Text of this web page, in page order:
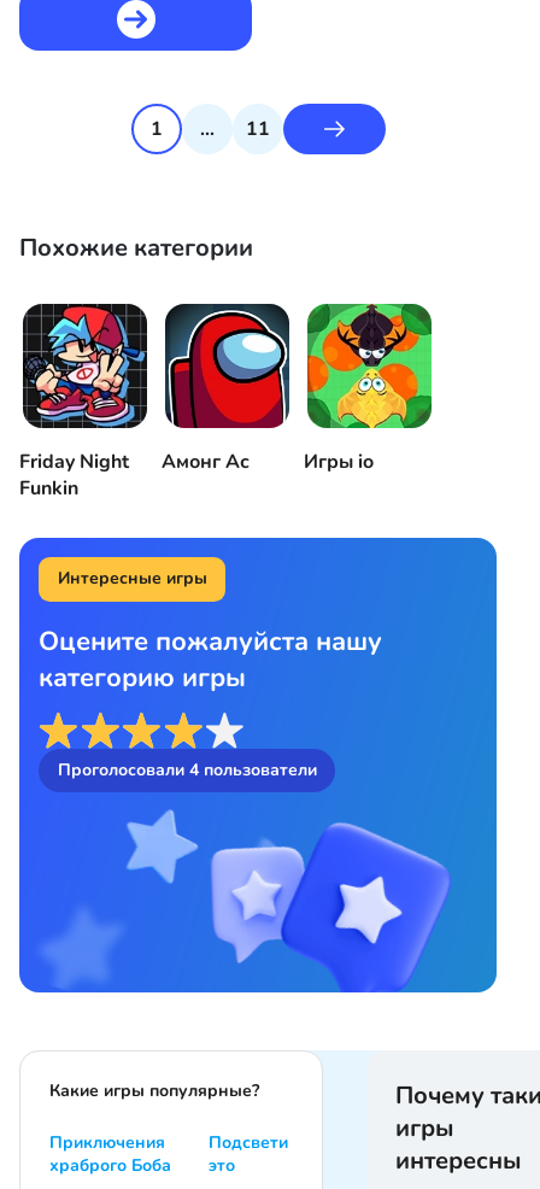
1 ... 11
Похожие категории
Friday Night
Funkin
Амонг Ас Игры io
Интересные игры
Оцените пожалуйста нашу
категорию игры
Проголосовали 4пользователи
Почему
игры
интересны
Какие игры популярные?
Приключения
храброго Боба
Подсвети
это